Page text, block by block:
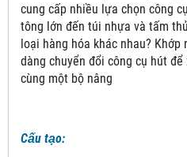
cung cấp nhiều lựa chọn công
tông lớn đến túi nhựa và tấm
loại hàng hóa khác nhau? Khớp
dàng chuyển đổi công cụ hút
cùng một bộ nâng
Cấu tạo: